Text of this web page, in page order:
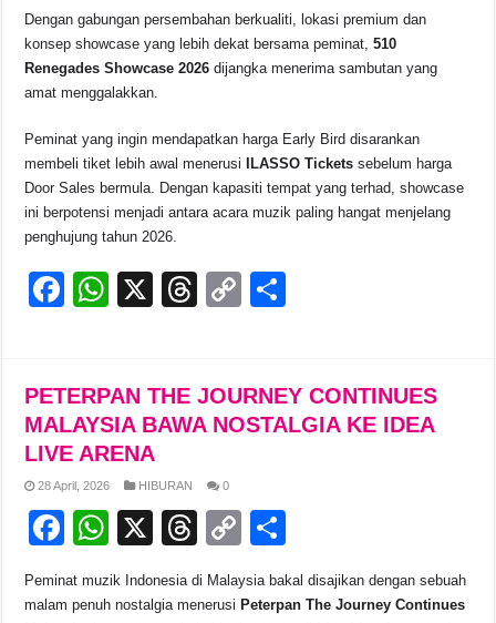
Dengan gabungan persembahan berkualiti, lokasi premium dan
konsep showcase yang lebih dekat bersama peminat,510
Renegades Showcase 2026 dijangka menerima sambutan yang
amat menggalakkan.
Peminat yang ingin mendapatkan harga Early Bird disarankan
membeli tiket lebih awal menerusi
ILASSO Tickets sebelum harga
Door Sales bermula. Dengan kapasiti tempat yang terhad, showcase
ini berpotensi menjadi antara acara muzik paling hangat menjelang
penghujung tahun 2026.
F
e
b
o
o
k
W
s
A
p
p
X
T
a
d
C
y
Li
k
e
PETERPAN THE JOURNEY CONTINUES
MALAYSIA BAWA NOSTALGIA KE IDEA
LIVE ARENA
28 April, 2026 HIBURAN 0
F
c
W
at
X
T
e
C
p
ar
Peminat muzik Indonesia di Malaysia bakal disajikan dengan sebuah
malam penuh nostalgia menerusi Peterpan The Journey Continues